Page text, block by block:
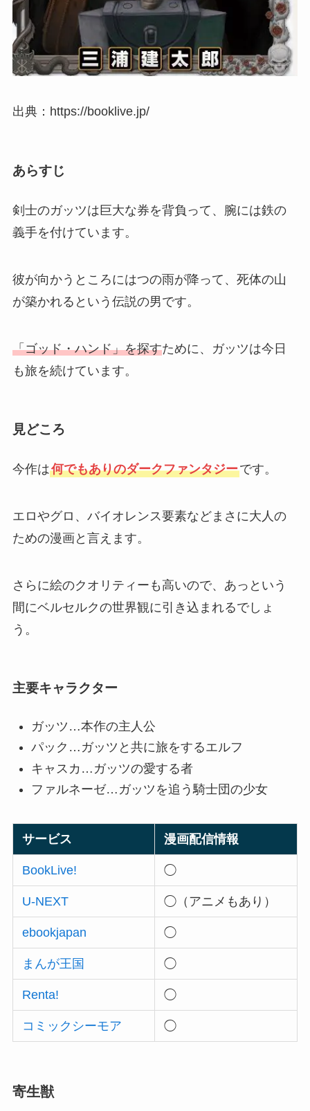
出典：https://booklive.jp/
あらすじ
剣士のガッツは巨大な券を背負って、腕には鉄の
義手を付けています。
彼が向かうところにはつの雨が降って、死体の山
が築かれるという伝説の男です。
「ゴッド・ハンド」を探すために、ガッツは今日
も旅を続けています。
見どころ
今作は何でもありのダークファンタジーです。
エロやグロ、バイオレンス要素などまさに大人の
ための漫画と言えます。
さらに絵のクオリティーも高いので、あっという
間にベルセルクの世界観に引き込まれるでしょ
う。
主要キャラクター
ガッツ…本作の主人公
パック…ガッツと共に旅をするエルフ
キャスカ…ガッツの愛する者
ファルネーゼ…ガッツを追う騎士団の少女
サービス 漫画配信情報
BookLive! ◯
U-NEXT ◯（アニメもあり）
ebookjapan ◯
まんが王国 ◯
Renta! ◯
コミックシーモア ◯
寄生獣